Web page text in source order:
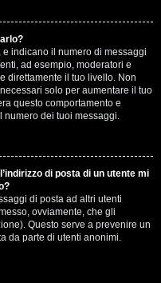
e indicano il numero di messaggi
ad esempio, moderatori e
direttamente il tuo livello. Non
solo per aumentare il tuo
questo comportamento e
numero dei tuoi messaggi.
di posta di un utente mi
di posta ad altri utenti
ovviamente, che gli
Questo serve a prevenire un
da parte di utenti anonimi.